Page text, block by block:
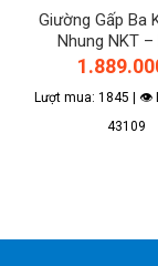
Giường Gấp Ba
Nhung NKT –
Lượt mua: 1845 | 👁
43109